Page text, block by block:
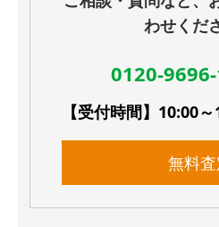
わせくだ
0120-
【受付時間】10:00
無料査